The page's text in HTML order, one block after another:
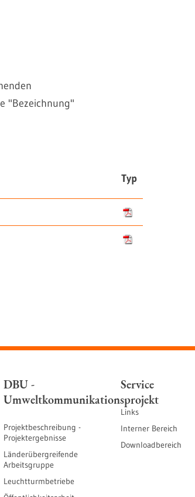
"Bezeichnung"
Typ
DBU -
Umweltkommunikationsprojekt
Projektbeschreibung -
Projektergebnisse
Länderübergreifende
Arbeitsgruppe
Leuchtturmbetriebe
Service
Links
Interner Bereich
Downloadbereich